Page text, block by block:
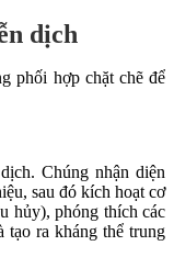
dịch
phối hợp chặt chẽ để
Chúng nhận diện
sau đó kích hoạt cơ
hủy), phóng thích các
tạo ra kháng thể trung